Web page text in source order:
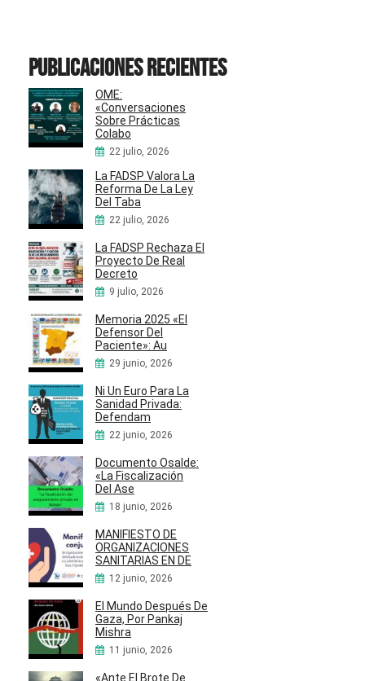
Publicaciones recientes
OME:
«Conversaciones
Sobre Prácticas
Colabo
22 julio, 2026
La FADSP Valora La
Reforma De La Ley
Del Taba
22 julio, 2026
La FADSP Rechaza El
Proyecto De Real
Decreto
9 julio, 2026
Memoria 2025 «El
Defensor Del
Paciente»: Au
29 junio, 2026
Ni Un Euro Para La
Sanidad Privada:
Defendam
22 junio, 2026
Documento Osalde:
«La Fiscalización
Del Ase
18 junio, 2026
MANIFIESTO DE
ORGANIZACIONES
SANITARIAS EN DE
12 junio, 2026
El Mundo Después De
Gaza, Por Pankaj
Mishra
11 junio, 2026
«Ante El Brote De